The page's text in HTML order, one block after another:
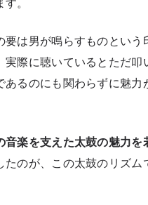
要は男が鳴らすものとい
実際に聴いているとただ
あるのにも関わらずに魅
音楽を支えた太鼓の魅力
たのが、この太鼓のリズ